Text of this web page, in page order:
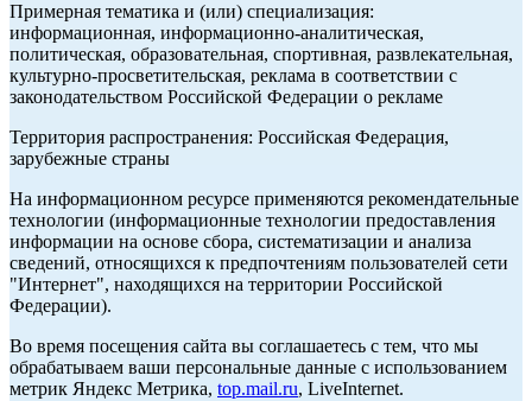
Примерная тематика и (или) специализация:
информационная, информационно-аналитическая,
политическая, образовательная, спортивная, развлекательная,
культурно-просветительская, реклама в соответствии с
законодательством Российской Федерации о рекламе
Территория распространения: Российская Федерация,
зарубежные страны
На информационном ресурсе применяются рекомендательные
технологии (информационные технологии предоставления
информации на основе сбора, систематизации и анализа
сведений, относящихся к предпочтениям пользователей сети
"Интернет", находящихся на территории Российской
Федерации).
Во время посещения сайта вы соглашаетесь с тем, что мы
обрабатываем ваши персональные данные с использованием
метрик Яндекс Метрика, top.mail.ru, LiveInternet.